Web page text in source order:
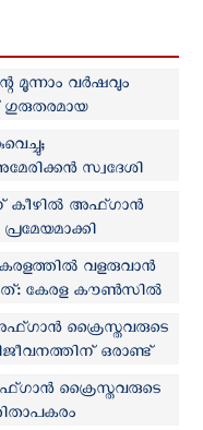
മൂന്നാം വര്‍ഷവും
ഗുരുതരമായ
സ്വദേശി
തടവിലാക്കി
കീഴില്‍ അഫ്ഗാന്‍
വളരുവാൻ
കേരള കൗണ്‍സില്‍
ക്രൈസ്തവരുടെ
ഒരാണ്ട്
ക്രൈസ്തവരുടെ